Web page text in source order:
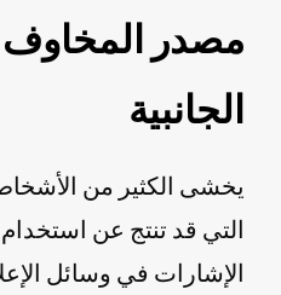
مصدر المخاوف
الجانبية
يخشى الكثير من الأشخاص
التي قد تنتج عن
الإشارات في وسائل